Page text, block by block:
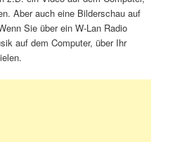
Aber auch eine Bilderschau auf
Sie über ein W-Lan Radio
auf dem Computer, über Ihr